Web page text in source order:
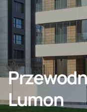
Klient
O nas
SKONTAKTUJ
Lumon